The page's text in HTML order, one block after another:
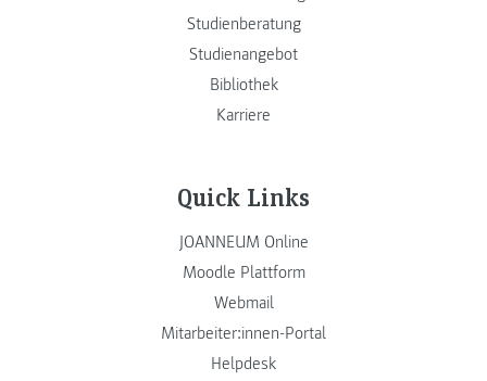
Studienberatung
Studienangebot
Bibliothek
Karriere
Quick Links
JOANNEUM Online
Moodle Plattform
Webmail
Mitarbeiter:innen-Portal
Helpdesk